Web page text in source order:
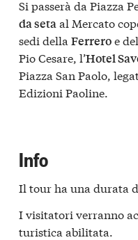
Si passerà da Piazza
da setaal Mercato
sedi della Ferreroe
Pio Cesare, l’Hotel
Piazza San Paolo,
Edizioni Paoline.
Info
Il tour ha una durata
I visitatori verranno
turistica abilitata.